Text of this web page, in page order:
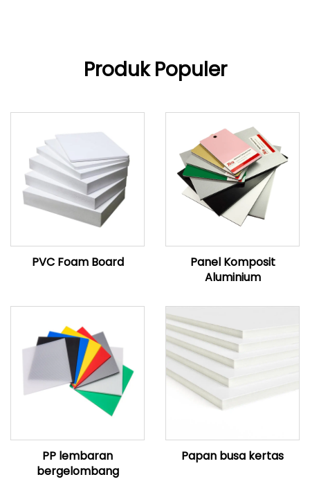
Produk Populer
PVC Foam Board
Panel Komposit
Aluminium
PP lembaran
bergelombang
Papan busa kertas